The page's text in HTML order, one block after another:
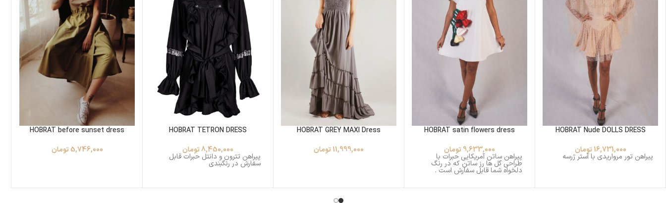
HOBRAT Nude DOLLS DRESS
16,731,000 تومان
پیراهن تور مرواریدی با آستر ژرسه
HOBRAT satin flowers dress
9,633,000 تومان
پیراهن ساتن آمریکایی حبرات با
طراحی گل ها رز ساتن که در رنگ
دلخواه شما قابل سفارش است .
HOBRAT GREY MAXI Dress
11,999,000 تومان
HOBRAT TETRON DRESS
8,450,000تومان
پیراهن تترون و دانتل حبرات قابل
سفارش در رنگبندی
HOBRAT before sunset dress
5,746,000 تومان